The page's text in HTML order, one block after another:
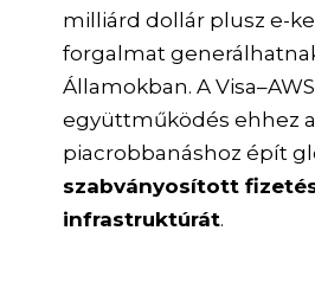
milliárd dollár plusz e-
forgalmat
Államokban. A Visa–AWS
együttműködés ehhez
piacrobbanáshoz épít
szabványosított
infrastruktúrát.